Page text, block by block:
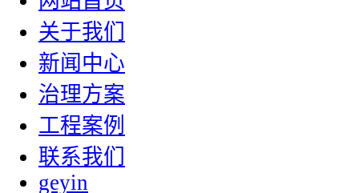
关于我们
新闻中心
治理方案
工程案例
联系我们
geyin